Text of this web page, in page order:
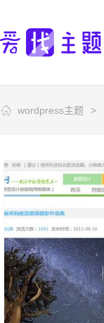
wordpress主题 >